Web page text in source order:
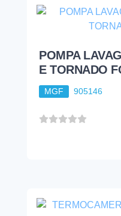
POMPA
E TORNADO
MGF 905146